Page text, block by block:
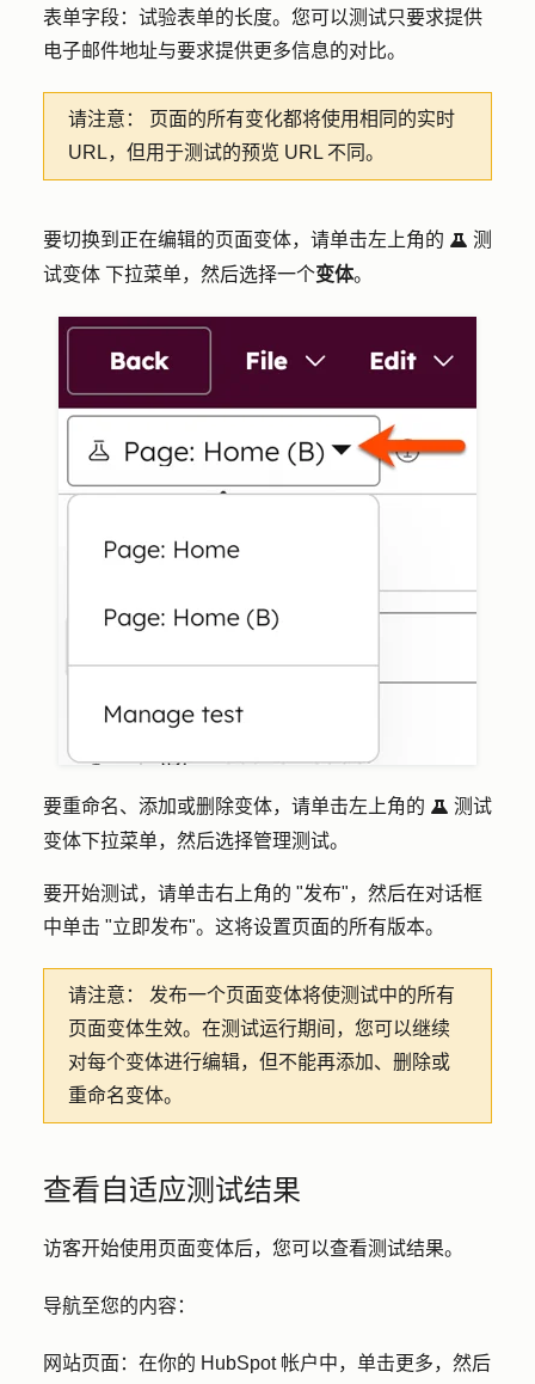
表单字段： 试验表单的长度。您可以测试只要求提供
电子邮件地址与要求提供更多信息的对比。
请注意：
页面的所有变化都将使用相同的实时
URL，但用于测试的预览 URL 不同。
要切换到正在编辑的页面变体，请单击左上角的 testIcon 测
试变体 下拉菜单，然后选择一个变体。
要重命名、添加或删除变体，请单击左上角的 testIcon 测试
变体下拉菜单，然后选择管理测试。
要开始测试，请单击右上角的 "发布"，然后在对话框
中单击 "立即发布"。这将设置页面的所有版本。
请注意： 发布一个页面变体将使测试中的所有
页面变体生效。在测试运行期间，您可以继续
对每个变体进行编辑，但不能再添加、删除或
重命名变体。
查看自适应测试结果
访客开始使用页面变体后，您可以查看测试结果。
导航至您的内容：
网站页面 ：在你的 HubSpot 帐户中，单击更多，然后